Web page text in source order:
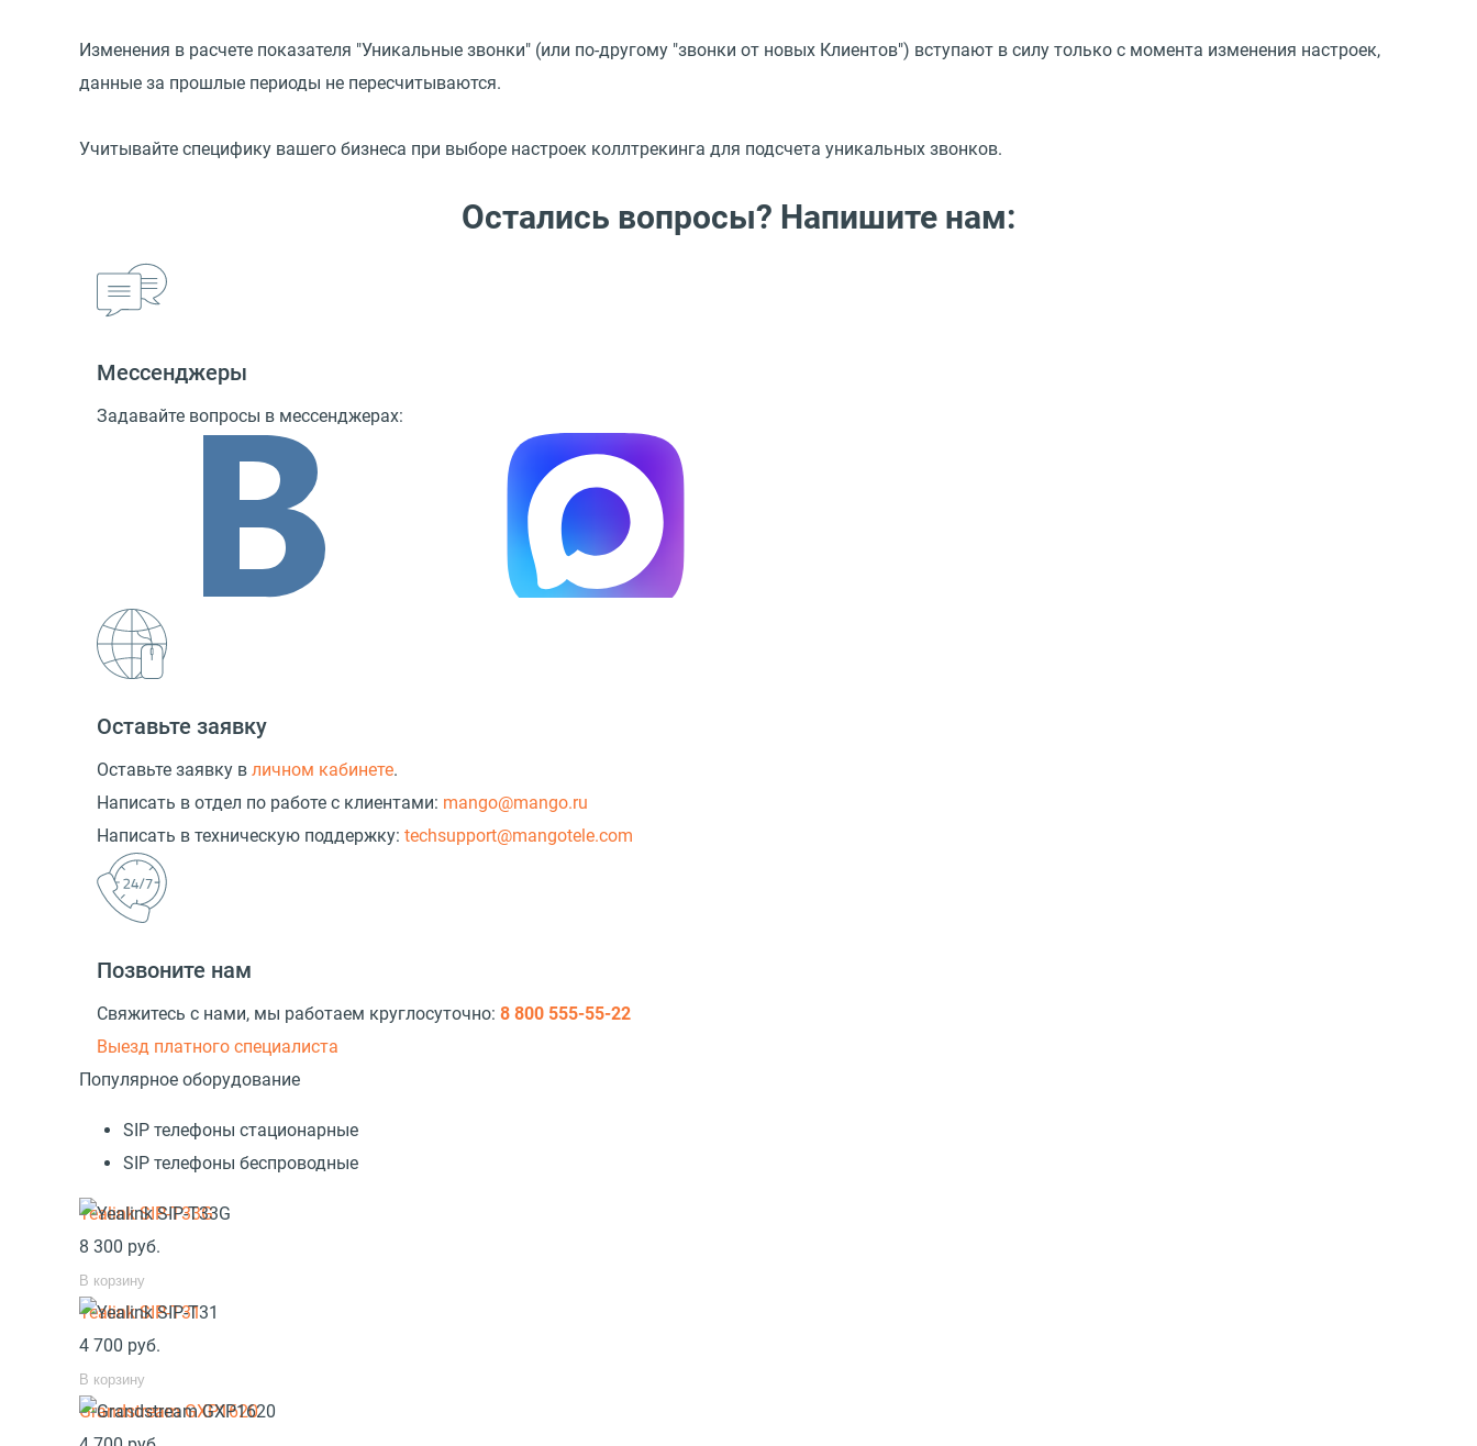
Изменения в расчете показателя "Уникальные звонки" (или по-другому "звонки от новых Клиентов") вступают в силу только с момента изменения настроек,
данные за прошлые периоды не пересчитываются.
Учитывайте специфику вашего бизнеса при выборе настроек коллтрекинга для подсчета уникальных звонков.
Остались вопросы? Напишите нам:
Мессенджеры
Задавайте вопросы в мессенджерах:
Оставьте заявку
Оставьте заявку в личном кабинете.
Написать в отдел по работе с клиентами: mango@mango.ru
Написать в техническую поддержку: techsupport@mangotele.com
Позвоните нам
Свяжитесь с нами, мы работаем круглосуточно: 8 800 555-55-22
Выезд платного специалиста
Популярное оборудование
SIP телефоны стационарные
SIP телефоны беспроводные
Yealink SIP-T33G
8 300 руб.
В корзину
Yealink SIP-T31
4 700 руб.
В корзину
Grandstream GXP1620